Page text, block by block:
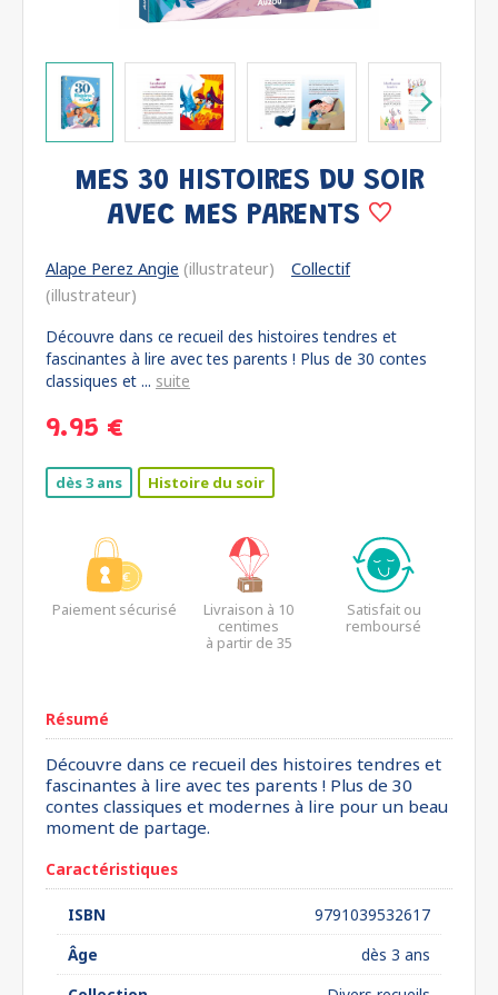
MES 30 HISTOIRES DU SOIR
AVEC MES PARENTS
Alape Perez Angie (illustrateur)
Collectif
(illustrateur)
Découvre dans ce recueil des histoires tendres et
fascinantes à lire avec tes parents ! Plus de 30 contes
classiques et ... suite
9.95 €
dès 3 ans Histoire du soir
Paiement sécurisé
Livraison à 10
centimes
à partir de 35
Satisfait ou
remboursé
Résumé
Découvre dans ce recueil des histoires tendres et
fascinantes à lire avec tes parents ! Plus de 30
contes classiques et modernes à lire pour un beau
moment de partage.
Caractéristiques
ISBN
9791039532617
Âge
dès 3 ans